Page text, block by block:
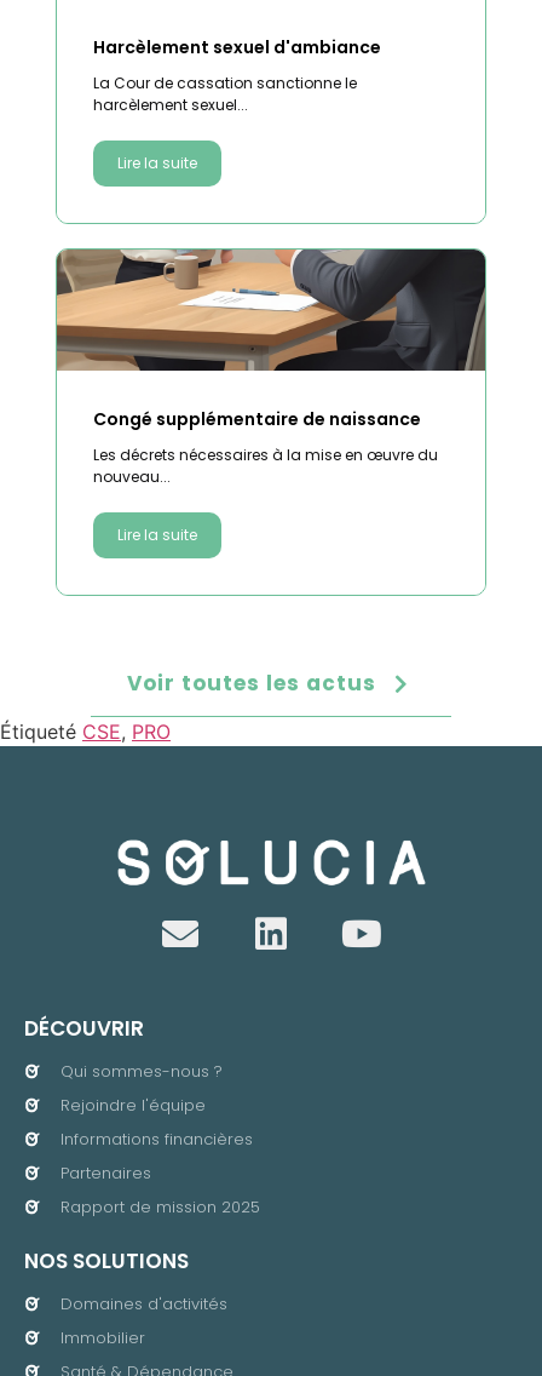
Harcèlement sexuel d'ambiance
La Cour de cassation sanctionne le
harcèlement sexuel...
Lire la suite
Congé supplémentaire de naissance
Les décrets nécessaires à la mise en œuvre du
nouveau...
Lire la suite
Voir toutes les actus
Étiqueté CSE, PRO
DÉCOUVRIR
Qui sommes-nous ?
Rejoindre l'équipe
Informations financières
Partenaires
Rapport de mission 2025
NOS SOLUTIONS
Domaines d'activités
Immobilier